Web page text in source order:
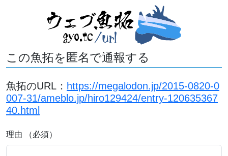
この魚拓を匿名で通報する
魚拓のURL： https://megalodon.jp/2015-0820-0
007-31/ameblo.jp/hiro129424/entry-120635367
40.html
理由 （必須）